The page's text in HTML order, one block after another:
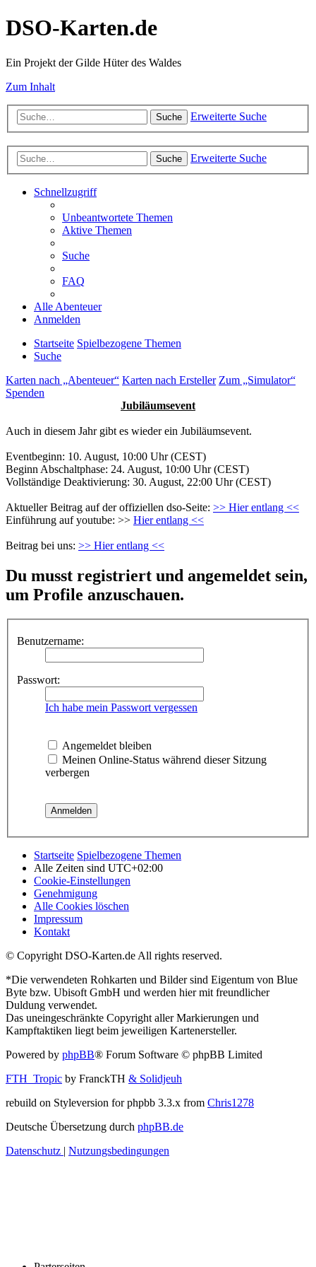
DSO-Karten.de
Ein Projekt der Gilde Hüter des Waldes
Zum Inhalt
Suche Erweiterte Suche
Suche Erweiterte Suche
Schnellzugriff
Unbeantwortete Themen
Aktive Themen
Suche
FAQ
Alle Abenteuer
Anmelden
Startseite Spielbezogene Themen
Suche
Karten nach „Abenteuer“ Karten nach Ersteller Zum „Simulator“
Spenden
Jubiläumsevent
Auch in diesem Jahr gibt es wieder ein Jubiläumsevent.
Eventbeginn: 10. August, 10:00 Uhr (CEST)
Beginn Abschaltphase: 24. August, 10:00 Uhr (CEST)
Vollständige Deaktivierung: 30. August, 22:00 Uhr (CEST)
Aktueller Beitrag auf der offiziellen dso-Seite: >> Hier entlang <<
Einführung auf youtube: >> Hier entlang <<
Beitrag bei uns: >> Hier entlang <<
Du musst registriert und angemeldet sein,
um Profile anzuschauen.
Benutzername:
Passwort:
Ich habe mein Passwort vergessen
Angemeldet bleiben
Meinen Online-Status während dieser Sitzung
verbergen
Startseite Spielbezogene Themen
Alle Zeiten sind UTC+02:00
Cookie-Einstellungen
Genehmigung
Alle Cookies löschen
Impressum
Kontakt
© Copyright DSO-Karten.de All rights reserved.
*Die verwendeten Rohkarten und Bilder sind Eigentum von Blue
Byte bzw. Ubisoft GmbH und werden hier mit freundlicher
Duldung verwendet.
Das uneingeschränkte Copyright aller Markierungen und
Kampftaktiken liegt beim jeweiligen Kartenersteller.
Powered by phpBB® Forum Software © phpBB Limited
FTH_Tropic by FranckTH & Solidjeuh
rebuild on Styleversion for phpbb 3.3.x from Chris1278
Deutsche Übersetzung durch phpBB.de
Datenschutz
Nutzungsbedingungen